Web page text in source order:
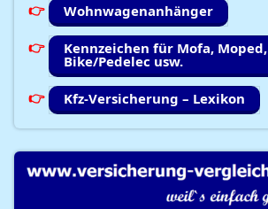
Wohnwagenanhänger
Kennzeichen für Mofa, Moped,
Bike/Pedelec usw.
Kfz-Versicherung – Lexikon